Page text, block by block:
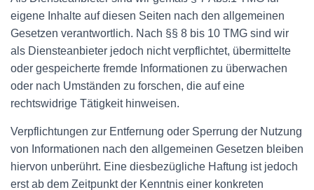
E
N
eigene Inhalte auf diesen Seiten nach den allgemeinen
Gesetzen verantwortlich. Nach §§ 8 bis 10 TMG sind wir
als Diensteanbieter jedoch nicht verpflichtet, übermittelte
oder gespeicherte fremde Informationen zu überwachen
oder nach Umständen zu forschen, die auf eine
rechtswidrige Tätigkeit hinweisen.
Verpflichtungen zur Entfernung oder Sperrung der Nutzung
von Informationen nach den allgemeinen Gesetzen bleiben
hiervon unberührt. Eine diesbezügliche Haftung ist jedoch
erst ab dem Zeitpunkt der Kenntnis einer konkreten